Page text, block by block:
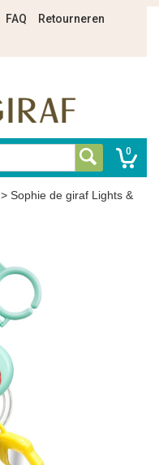
FAQ
Retourneren
0
> Sophie de giraf Lights &